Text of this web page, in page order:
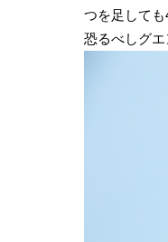
つを足しても
恐るべしグ